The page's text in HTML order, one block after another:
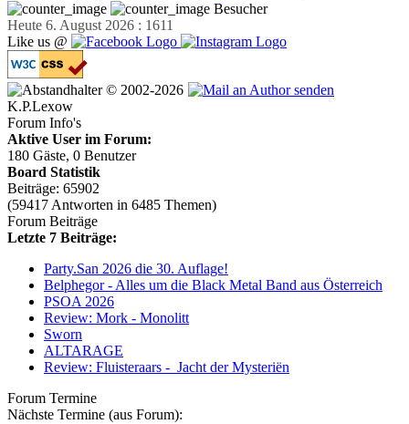
Besucher
Heute 6. August 2026 : 1611
Like us @
© 2002-2026
K.P.Lexow
Forum Info's
Aktive User im Forum:
180 Gäste, 0 Benutzer
Board Statistik
Beiträge: 65902
(59417 Antworten in 6485 Themen)
Forum Beiträge
Letzte 7 Beiträge:
Party.San 2026 die 30. Auflage!
Belphegor - Alles um die Black Metal Band aus Österreich
PSOA 2026
Review: Mork - Monolitt
Sworn
ALTARAGE
Review: Fluisteraars - Jacht der Mysteriën
Forum Termine
Nächste Termine (aus Forum):